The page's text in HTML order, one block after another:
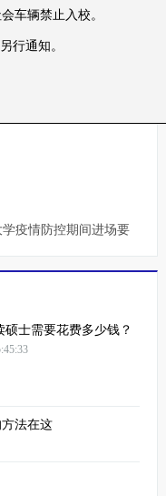
车辆禁止入校。
行通知。
疫情防控期间进场要
士需要花费多少钱？
法在这